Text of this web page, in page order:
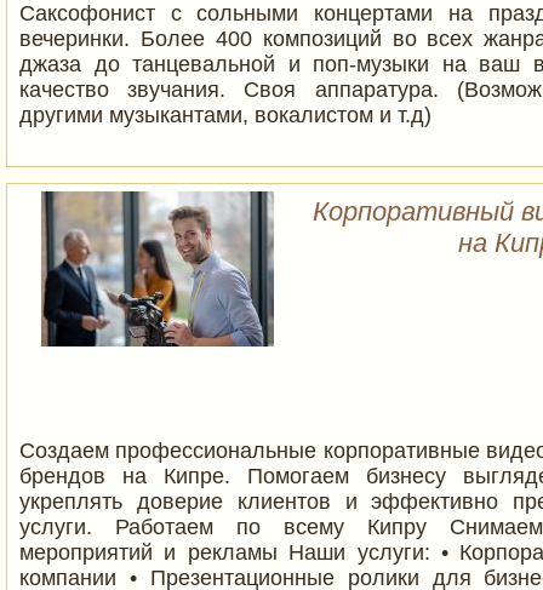
Саксофонист с сольными концертами на
вечеринки. Более 400 композиций во всех
джаза до танцевальной и поп-музыки на ваш
качество звучания. Своя аппаратура.
другими музыкантами, вокалистом и т.д)
Корпоративный
на
Создаем профессиональные корпоративные
брендов на Кипре. Помогаем бизнесу
укреплять доверие клиентов и эффективно
услуги. Работаем по всему Кипру
мероприятий и рекламы Наши услуги: •
компании • Презентационные ролики для